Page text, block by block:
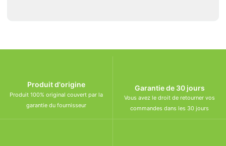
Produit d'origine
Produit 100% original couvert par la
garantie du fournisseur
Garantie de 30 jours
Vous avez le droit de retourner vos
commandes dans les 30 jours